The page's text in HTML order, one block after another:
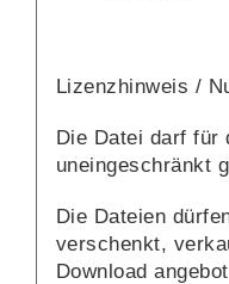
Lizenzhinweis /
Die Datei darf für
uneingeschränkt
Die Dateien
verschenkt,
Download